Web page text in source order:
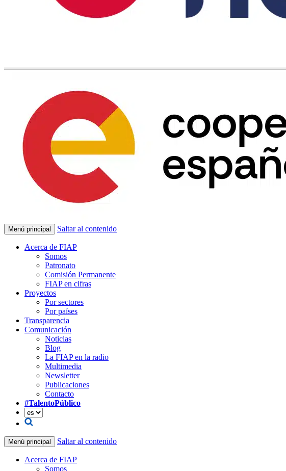
Menú principal Saltar al contenido
Acerca de FIAP
Somos
Patronato
Comisión Permanente
FIAP en cifras
Proyectos
Por sectores
Por países
Transparencia
Comunicación
Noticias
Blog
La FIAP en la radio
Multimedia
Newsletter
Publicaciones
Contacto
#TalentoPúblico
Menú principal Saltar al contenido
Acerca de FIAP
Somos